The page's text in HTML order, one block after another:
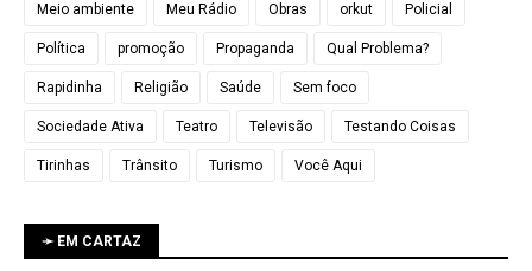
Meio ambiente Meu Rádio Obras orkut Policial
Política promoção Propaganda Qual Problema?
Rapidinha Religião Saúde Sem foco
Sociedade Ativa Teatro Televisão Testando Coisas
Tirinhas Trânsito Turismo Você Aqui
➛ EM CARTAZ